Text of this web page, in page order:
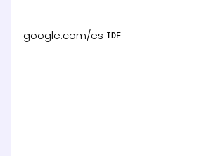
google.com/es IDE